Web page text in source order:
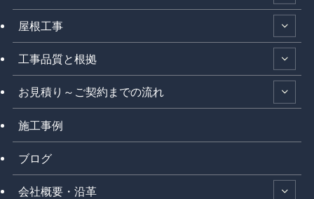
屋根工事
工事品質と根拠
お見積り～ご契約までの流れ
施工事例
ブログ
会社概要・沿革